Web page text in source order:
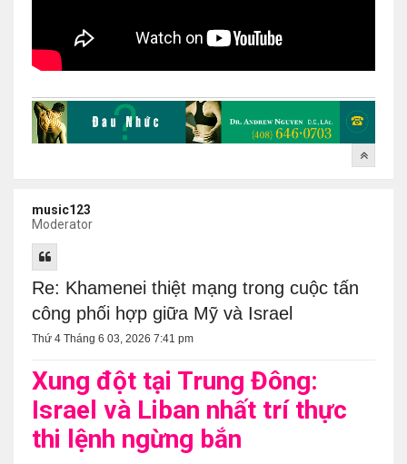
music123
Moderator
Re: Khamenei thiệt mạng trong cuộc tấn
công phối hợp giữa Mỹ và Israel
Thứ 4 Tháng 6 03, 2026 7:41 pm
Xung đột tại Trung Đông:
Israel và Liban nhất trí thực
thi lệnh ngừng bắn